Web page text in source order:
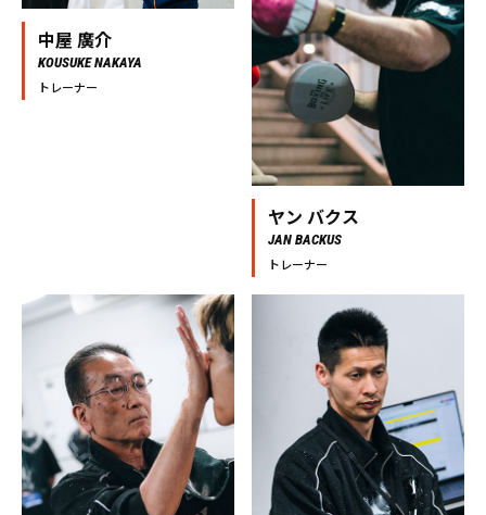
中屋 廣介
KOUSUKE NAKAYA
トレーナー
ヤン バクス
JAN BACKUS
トレーナー